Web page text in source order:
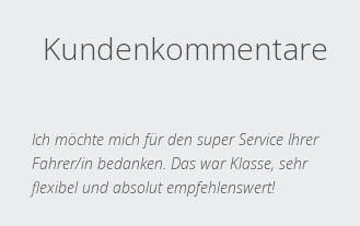
Kundenkommentare
Ich möchte mich für den super Service Ihrer
Fahrer/in bedanken. Das war Klasse, sehr
flexibel und absolut empfehlenswert!